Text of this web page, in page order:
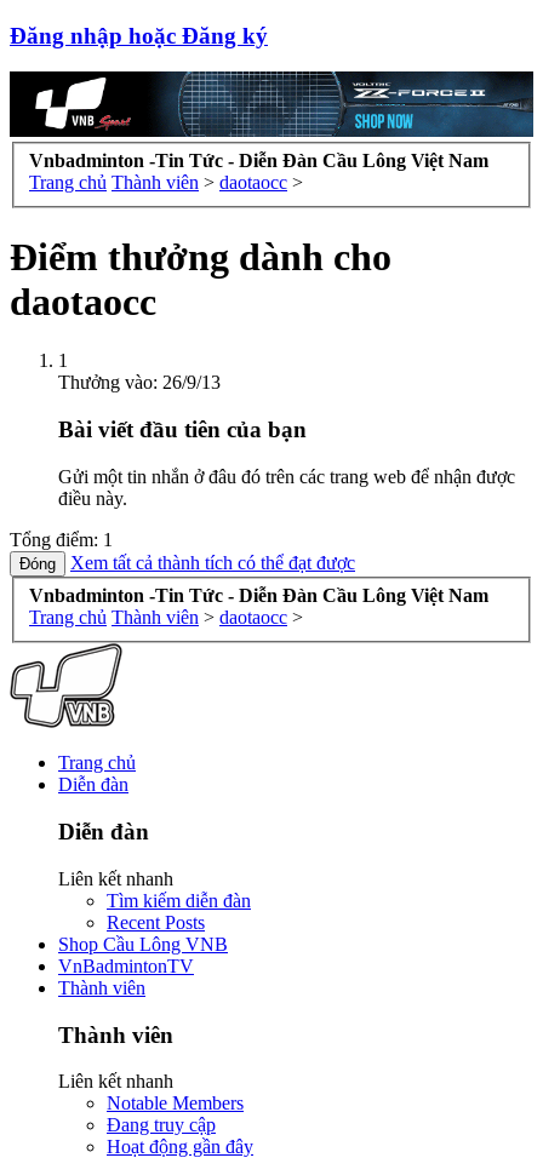
Đăng nhập hoặc Đăng ký
Vnbadminton -Tin Tức - Diễn Đàn Cầu Lông Việt Nam
Trang chủ Thành viên > daotaocc >
Điểm thưởng dành cho
daotaocc
1
Thưởng vào: 26/9/13
Bài viết đầu tiên của bạn
Gửi một tin nhắn ở đâu đó trên các trang web để nhận được
điều này.
Tổng điểm: 1
Xem tất cả thành tích có thể đạt được
Vnbadminton -Tin Tức - Diễn Đàn Cầu Lông Việt Nam
Trang chủ Thành viên > daotaocc >
Trang chủ
Diễn đàn
Diễn đàn
Liên kết nhanh
Tìm kiếm diễn đàn
Recent Posts
Shop Cầu Lông VNB
VnBadmintonTV
Thành viên
Thành viên
Liên kết nhanh
Notable Members
Đang truy cập
Hoạt động gần đây